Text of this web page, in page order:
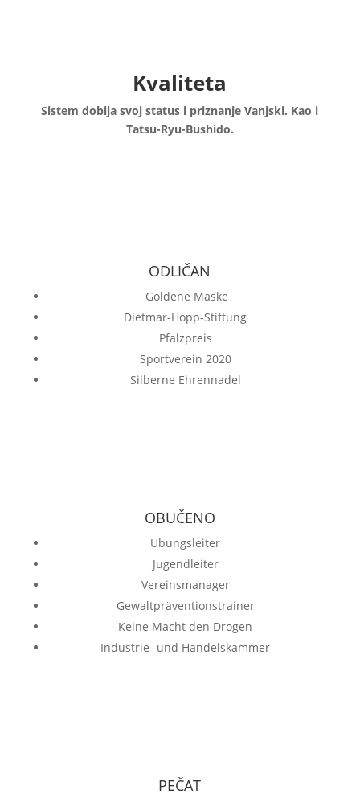
Kvaliteta
Sistem dobija svoj status i priznanje Vanjski. Kao i
Tatsu-Ryu-Bushido.
ODLIČAN
Goldene Maske
Dietmar-Hopp-Stiftung
Pfalzpreis
Sportverein 2020
Silberne Ehrennadel
OBUČENO
Übungsleiter
Jugendleiter
Vereinsmanager
Gewaltpräventionstrainer
Keine Macht den Drogen
Industrie- und Handelskammer
PEČAT